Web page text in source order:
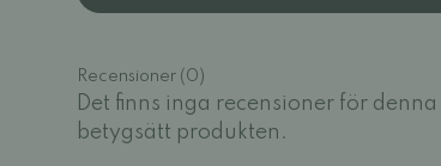
Recensioner (0)
Det finns inga recensioner för
betygsätt produkten.